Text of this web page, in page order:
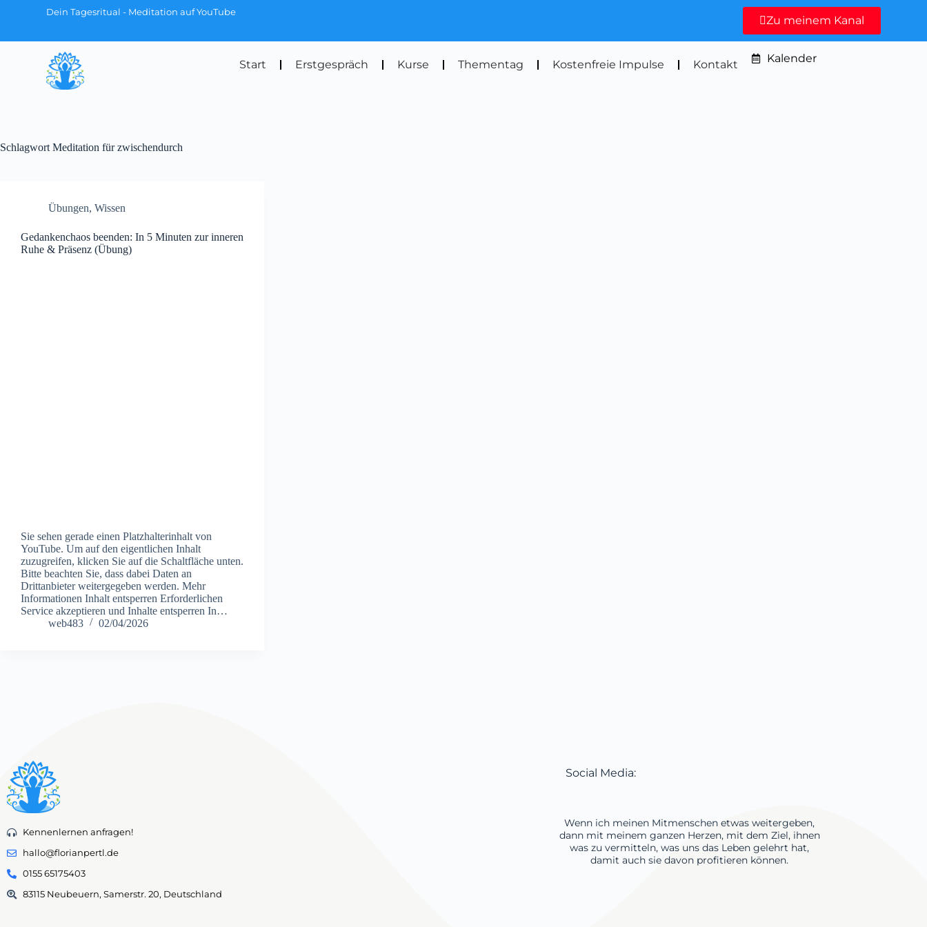
Dein Tagesritual - Meditation auf YouTube
Zu meinem Kanal
Start Erstgespräch Kurse Thementag Kostenfreie Impulse Kontakt Kalender
Schlagwort Meditation für zwischendurch
Übungen, Wissen
Gedankenchaos beenden: In 5 Minuten zur inneren
Ruhe & Präsenz (Übung)
Sie sehen gerade einen Platzhalterinhalt von
YouTube. Um auf den eigentlichen Inhalt
zuzugreifen, klicken Sie auf die Schaltfläche unten.
Bitte beachten Sie, dass dabei Daten an
Drittanbieter weitergegeben werden. Mehr
Informationen Inhalt entsperren Erforderlichen
Service akzeptieren und Inhalte entsperren In…
web483
02/04/2026
Kennenlernen anfragen!
hallo@florianpertl.de
0155 65175403
83115 Neubeuern, Samerstr. 20, Deutschland
Social Media:
Wenn ich meinen Mitmenschen etwas weitergeben,
dann mit meinem ganzen Herzen, mit dem Ziel, ihnen
was zu vermitteln, was uns das Leben gelehrt hat,
damit auch sie davon profitieren können.